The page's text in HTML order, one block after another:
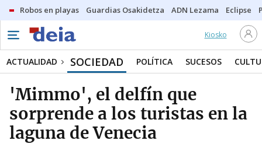
Robos en playas Guardias Osakidetza ADN Lezama Eclipse
Kiosko
ACTUALIDAD SOCIEDAD POLÍTICA SUCESOS
'Mimmo', el delfín que
sorprende a los turistas en la
laguna de Venecia